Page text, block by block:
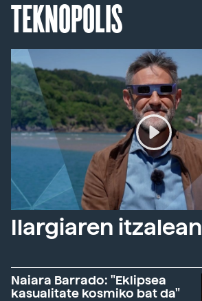
TEKNOPOLIS
Ilargiaren itzalean
Naiara Barrado: "Eklipsea
kasualitate kosmiko bat da"